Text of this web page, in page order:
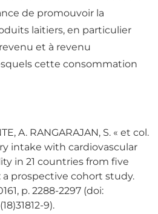
de promouvoir la
laitiers, en particulier
et à revenu
cette consommation
A. RANGARAJAN, S. « et col.
intake with cardiovascular
in 21 countries from five
a prospective cohort study.
p. 2288-2297 (doi:
9).